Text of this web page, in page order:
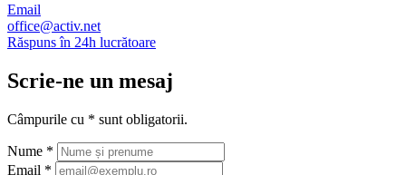
Email
office@activ.net
Răspuns în 24h lucrătoare
Scrie-ne un mesaj
Câmpurile cu * sunt obligatorii.
Nume *
Email *